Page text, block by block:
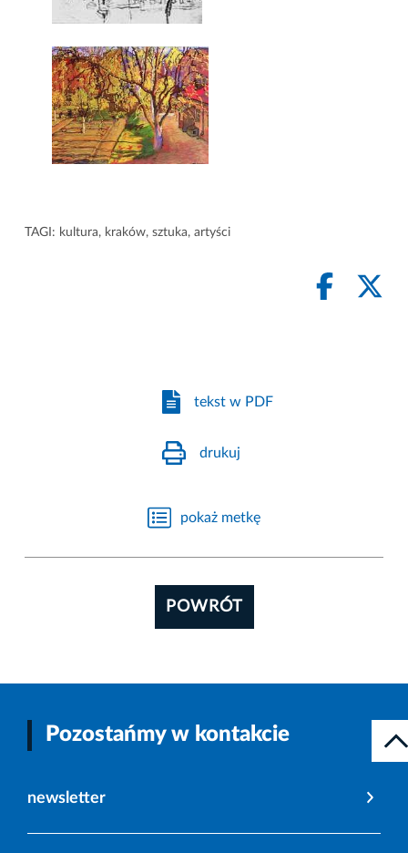
TAGI: kultura, kraków, sztuka, artyści
tekst w PDF
drukuj
pokaż metkę
POWRÓT
Pozostańmy w kontakcie
newsletter